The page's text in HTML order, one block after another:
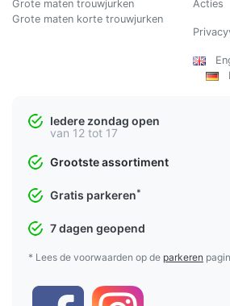
Grote maten trouwjurken
Grote maten korte trouwjurken
Acties
Iedere zondag open
van 12 tot 17
Grootste assortiment
Gratis parkeren*
7 dagen geopend
* Lees de voorwaarden op de parkeren